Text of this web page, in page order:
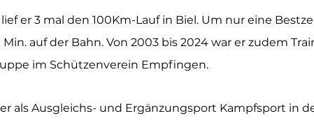
er 3 mal den 100Km-Lauf in Biel. Um nur eine
Min. auf der Bahn. Von 2003 bis 2024 war er zudem
im Schützenverein Empfingen.
als Ausgleichs- und Ergänzungsport Kampfsport in